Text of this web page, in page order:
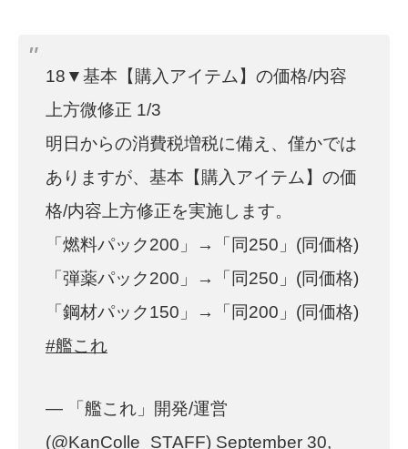
18▼基本【購入アイテム】の価格/内容
上方微修正 1/3
明日からの消費税増税に備え、僅かでは
ありますが、基本【購入アイテム】の価
格/内容上方修正を実施します。
「燃料パック200」→「同250」(同価格)
「弾薬パック200」→「同250」(同価格)
「鋼材パック150」→「同200」(同価格)
#艦これ
— 「艦これ」開発/運営
(@KanColle_STAFF) September 30,